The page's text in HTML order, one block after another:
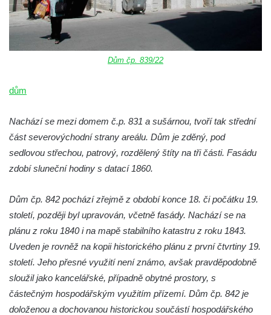
Dům čp. 839/22
dům
Nachází se mezi domem č.p. 831 a sušárnou, tvoří tak střední
část severovýchodní strany areálu. Dům je zděný, pod
sedlovou střechou, patrový, rozdělený štíty na tři části. Fasádu
zdobí sluneční hodiny s datací 1860.
Dům čp. 842 pochází zřejmě z období konce 18. či počátku 19.
století, později byl upravován, včetně fasády. Nachází se na
plánu z roku 1840 i na mapě stabilního katastru z roku 1843.
Uveden je rovněž na kopii historického plánu z první čtvrtiny 19.
století. Jeho přesné využití není známo, avšak pravděpodobně
sloužil jako kancelářské, případně obytné prostory, s
částečným hospodářským využitím přízemí. Dům čp. 842 je
doloženou a dochovanou historickou součástí hospodářského